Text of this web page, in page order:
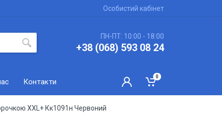
Особистий кабінет
ПН-ПТ: 10:00 - 18:00
+38 (068) 593 08 24
Контакти
0
XXL+ Кк1091н Червоний